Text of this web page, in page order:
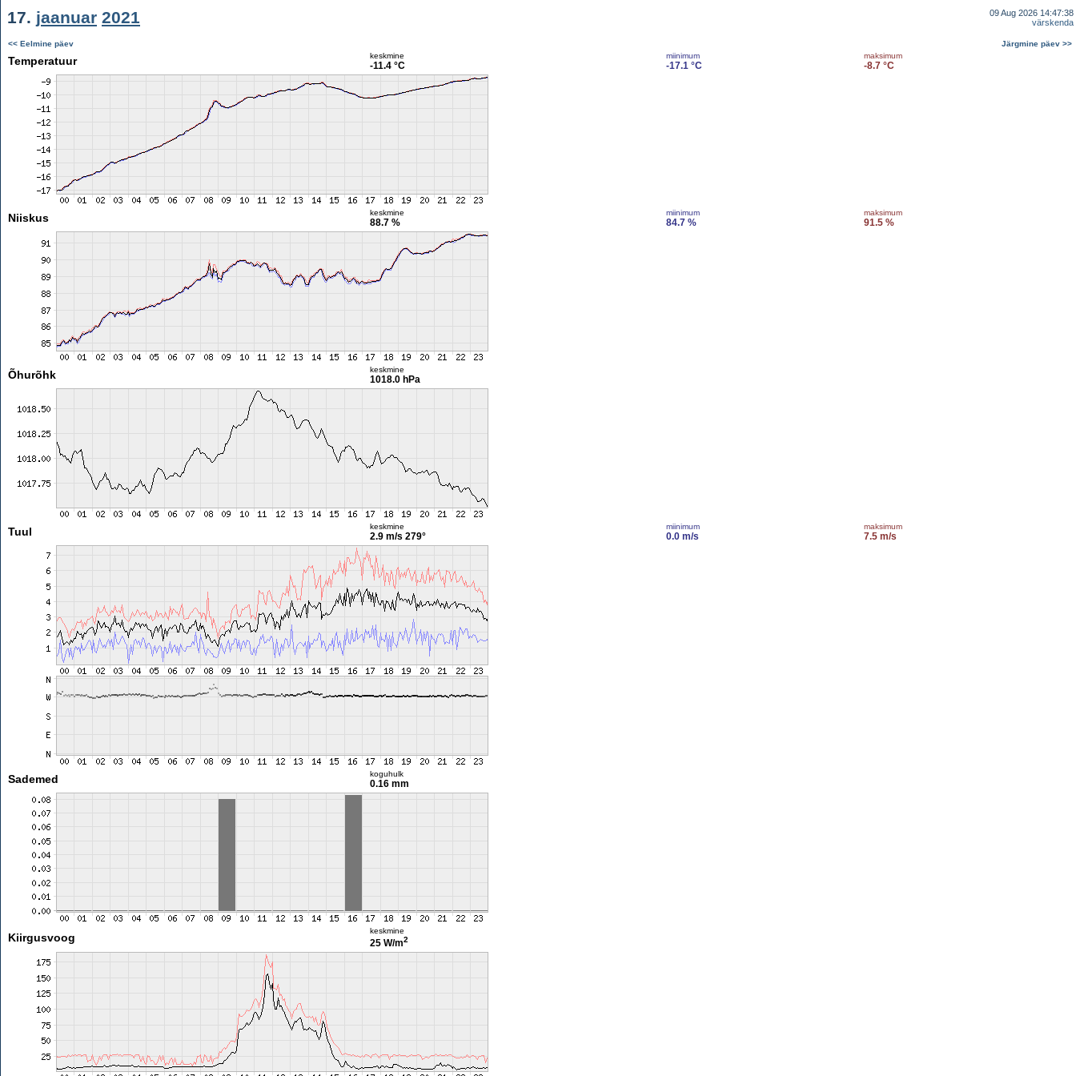
17. jaanuar 2021
09 Aug 2026 14:47:38
värskenda
<< Eelmine päev Järgmine päev >>
Temperatuur keskmine
-11.4 °C
miinimum
-17.1 °C
maksimum
-8.7 °C
Niiskus keskmine
88.7 %
miinimum
84.7 %
maksimum
91.5 %
Õhurõhk keskmine
1018.0 hPa
Tuul keskmine
2.9 m/s 279°
miinimum
0.0 m/s
maksimum
7.5 m/s
Sademed koguhulk
0.16 mm
Kiirgusvoog
keskmine
25 W/m2